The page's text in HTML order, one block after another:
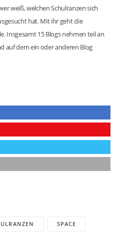
weiß, welchen Schulranzen sich
hat. Mit ihr geht die
Insgesamt 15 Blogs nehmen teil an
auf dem ein oder anderen Blog
SPACE